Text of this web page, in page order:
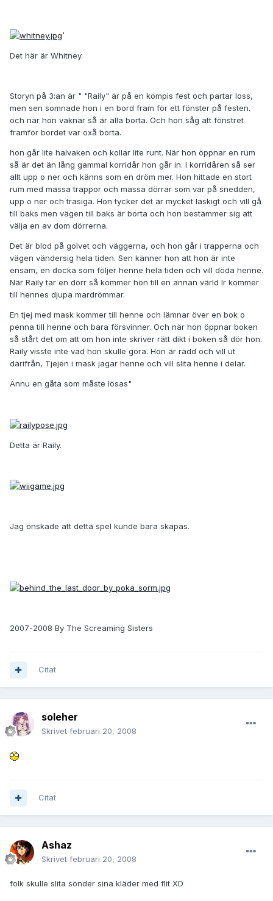
'
Det här är Whitney.
Storyn på 3:an är " "Raily" är på en kompis fest och partar loss,
men sen somnade hon i en bord fram för ett fönster på festen.
och när hon vaknar så är alla borta. Och hon såg att fönstret
framför bordet var oxå borta.
hon går lite halvaken och kollar lite runt. När hon öppnar en rum
så är det än lång gammal korridår hon går in. I korridåren så ser
allt upp o ner och känns som en dröm mer. Hon hittade en stort
rum med massa trappor och massa dörrar som var på snedden,
upp o ner och trasiga. Hon tycker det är mycket läskigt och vill gå
till baks men vägen till baks är borta och hon bestämmer sig att
välja en av dom dörrerna.
Det är blod på golvet och väggerna, och hon går i trapperna och
vägen vändersig hela tiden. Sen känner hon att hon är inte
ensam, en docka som följer henne hela tiden och vill döda henne.
När Raily tar en dörr så kommer hon till en annan värld lr kommer
till hennes djupa mardrömmar.
En tjej med mask kommer till henne och lämnar över en bok o
penna till henne och bara försvinner. Och när hon öppnar boken
så stårt det om att om hon inte skriver rätt dikt i boken så dör hon.
Raily visste inte vad hon skulle göra. Hon är rädd och vill ut
därifrån, Tjejen i mask jagar henne och vill slita henne i delar.
Ännu en gåta som måste lösas"
Detta är Raily.
Jag önskade att detta spel kunde bara skapas.
2007-2008 By The Screaming Sisters
Citat
soleher
Skrivet februari 20, 2008
Citat
Ashaz
Skrivet februari 20, 2008
folk skulle slita sönder sina kläder med flit XD